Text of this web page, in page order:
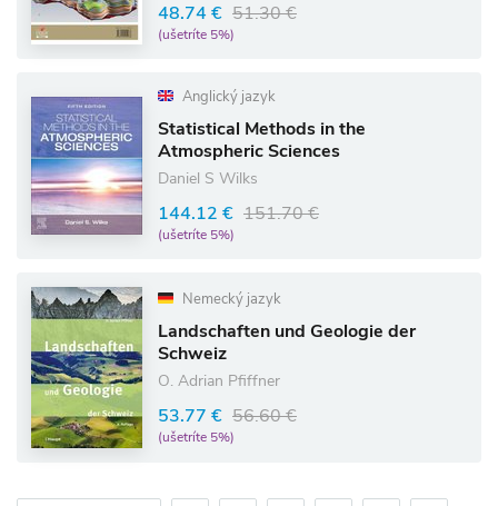
48.74 € 51.30 €
(ušetríte 5%)
Anglický jazyk
Statistical Methods in the
Atmospheric Sciences
Daniel S Wilks
144.12 € 151.70 €
(ušetríte 5%)
Nemecký jazyk
Landschaften und Geologie der
Schweiz
O. Adrian Pfiffner
53.77 € 56.60 €
(ušetríte 5%)